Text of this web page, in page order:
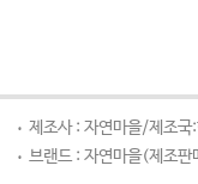
제조사 : 자연마을/제조국
브랜드 : 자연마을(제조판